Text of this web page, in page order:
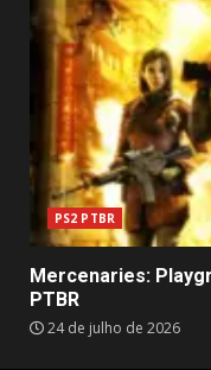
PS2 PTBR
Mercenaries:
PTBR
24 de julho de 2026